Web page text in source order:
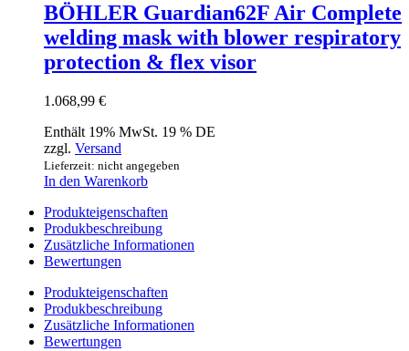
BÖHLER Guardian62F Air Complete
welding mask with blower respiratory
protection & flex visor
1.068,99 €
Enthält 19% MwSt. 19 % DE
zzgl. Versand
Lieferzeit: nicht angegeben
In den Warenkorb
Produkteigenschaften
Produkbeschreibung
Zusätzliche Informationen
Bewertungen
Produkteigenschaften
Produkbeschreibung
Zusätzliche Informationen
Bewertungen